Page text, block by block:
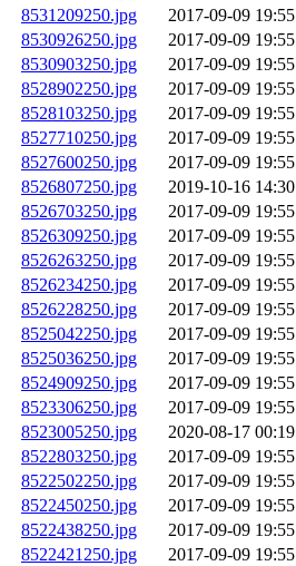
8531209250.jpg
2017-09-09 19:55
8530926250.jpg
2017-09-09 19:55
8530903250.jpg
2017-09-09 19:55
8528902250.jpg
2017-09-09 19:55
8528103250.jpg
2017-09-09 19:55
8527710250.jpg
2017-09-09 19:55
8527600250.jpg
2017-09-09 19:55
8526807250.jpg
2019-10-16 14:30
8526703250.jpg
2017-09-09 19:55
8526309250.jpg
2017-09-09 19:55
8526263250.jpg
2017-09-09 19:55
8526234250.jpg
2017-09-09 19:55
8526228250.jpg
2017-09-09 19:55
8525042250.jpg
2017-09-09 19:55
8525036250.jpg
2017-09-09 19:55
8524909250.jpg
2017-09-09 19:55
8523306250.jpg
2017-09-09 19:55
8523005250.jpg
2020-08-17 00:19
8522803250.jpg
2017-09-09 19:55
8522502250.jpg
2017-09-09 19:55
8522450250.jpg
2017-09-09 19:55
8522438250.jpg
2017-09-09 19:55
8522421250.jpg
2017-09-09 19:55